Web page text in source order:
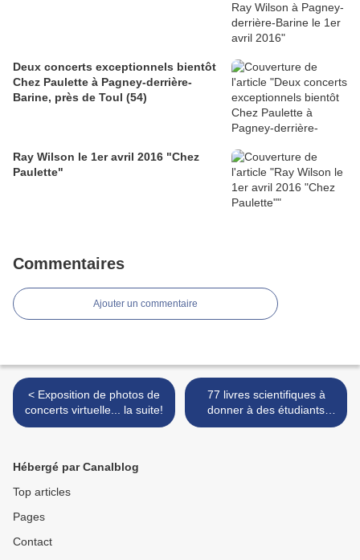
Deux concerts exceptionnels bientôt
Chez Paulette à Pagney-derrière-
Barine, près de Toul (54)
Ray Wilson le 1er avril 2016 "Chez
Paulette"
Commentaires
Ajouter un commentaire
< Exposition de photos de
concerts virtuelle... la suite!
77 livres scientifiques à
donner à des étudiants
confinés >
Hébergé par Canalblog
Top articles
Pages
Contact